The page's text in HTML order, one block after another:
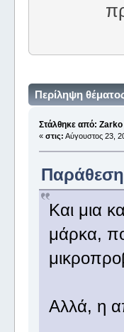
Περίληψη
Στάλθηκε από: Zarko
« στις: Αύγουστος 23,
Και μια
μάρκα,
Αλλά, η